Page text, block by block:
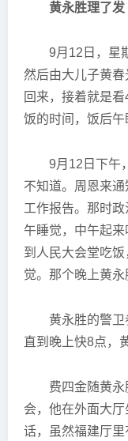
黄永胜理了发
9月12日，星
然后由大儿子黄
回来，接着就是
饭的时间，饭后午
9月12日下午
不知道。周恩来
工作报告。那时
午睡觉，中午起
到人民大会堂吃
觉。那个晚上黄永
黄永胜的警卫
直到晚上快8点，
费四金随黄
会，他在外面大
话，虽然福建厅